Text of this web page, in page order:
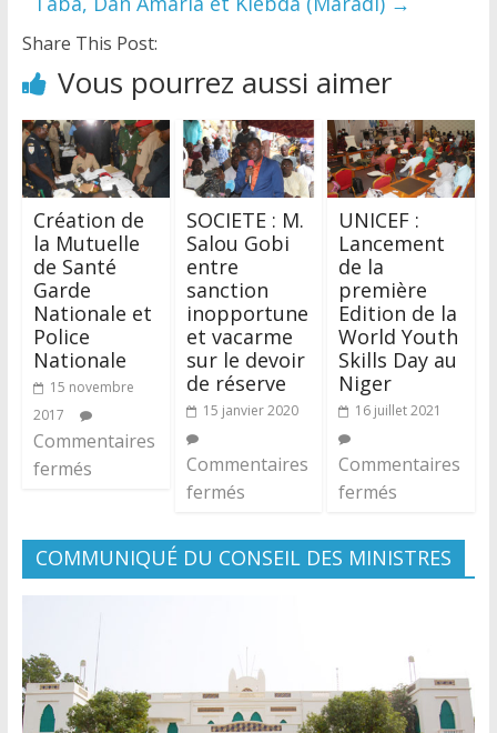
Share This Post:
Vous pourrez aussi aimer
Création de
la Mutuelle
de Santé
Garde
Nationale et
Police
Nationale
15 novembre
2017
Commentaires
fermés
SOCIETE : M.
Salou Gobi
entre
sanction
inopportune
et vacarme
sur le devoir
de réserve
15 janvier 2020
Commentaires
fermés
UNICEF :
Lancement
de la
première
Edition de la
World Youth
Skills Day au
Niger
16 juillet 2021
Commentaires
fermés
COMMUNIQUÉ DU CONSEIL DES MINISTRES